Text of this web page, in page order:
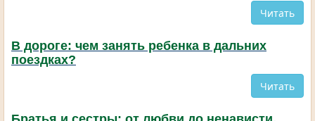
Читать
В дороге: чем занять ребенка в дальних
поездках?
Читать